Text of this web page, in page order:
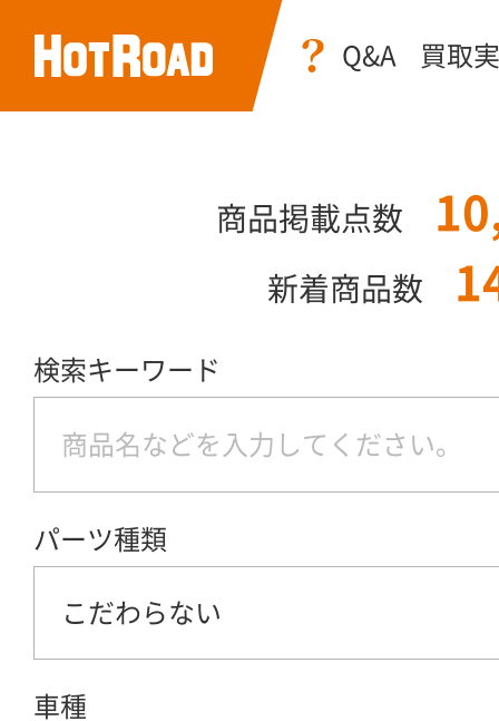
Q&A 買取
商品掲載点数
新着商品数
検索キーワード
パーツ種類
こだわらない
車種